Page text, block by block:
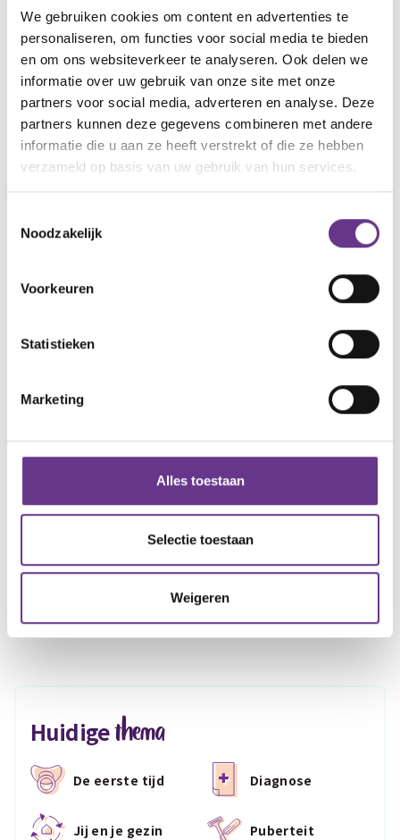
We gebruiken cookies om content en advertenties te
personaliseren, om functies voor social media te bieden
en om ons websiteverkeer te analyseren. Ook delen we
informatie over uw gebruik van onze site met onze
partners voor social media, adverteren en analyse. Deze
partners kunnen deze gegevens combineren met andere
informatie die u aan ze heeft verstrekt of die ze hebben
verzameld op basis van uw gebruik van hun services.
Noodzakelijk
Voorkeuren
Statistieken
Marketing
Alles toestaan
Selectie toestaan
Weigeren
Reacties
Alle reacties lezen?
Log in
en lees reacties van anderen. Stel vragen
aan de redactie, geef likes en praat mee over de
geschreven blogs en artikelen.
Facebook
LinkedIn
Meer Sophi?
voor onze nieuwsbrief en ontvang
maandelijks
de nieuwste inspirerende verhalen in je mailbox!
Huidigethema
De eerste tijd Diagnose
Jij en je gezin Puberteit